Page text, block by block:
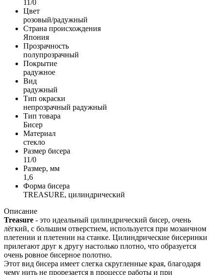
11/0
Цвет
розовый/радужный
Страна происхождения
Япония
Прозрачность
полупрозрачный
Покрытие
радужное
Вид
радужный
Тип окраски
непрозрачный радужный
Тип товара
Бисер
Материал
стекло
Размер бисера
11/0
Размер, мм
1,6
Форма бисера
TREASURE, цилиндрический
Описание
Treasure - это идеальный цилиндрический бисер, очень
лёгкий, с большим отверстием, используется при мозаичном
плетении и плетении на станке. Цилиндрические бисеринки
прилегают друг к другу настолько плотно, что образуется
очень ровное бисерное полотно.
Этот вид бисера имеет слегка скругленные края, благодаря
чему нить не прорезается в процессе работы и при